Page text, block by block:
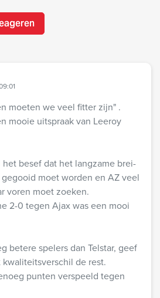
moeten we veel fitter zijn" .
mooie uitspraak van Leeroy
besef dat het langzame brei-
moet worden en AZ veel
voren moet zoeken.
2-0 tegen Ajax was een mooi
betere spelers dan Telstar, geef
de rest.
punten verspeeld tegen